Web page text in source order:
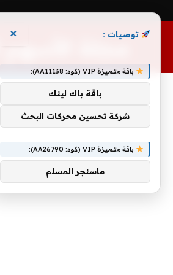
مجلة
توصيات : ×
باقة متميزة VIP (كود: AA11138):
باقة باك لينك
شركة تحسين محركات البحث
باقة متميزة VIP (كود: AA26790):
ماسنجر المسلم